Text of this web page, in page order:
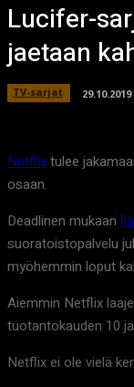
Lucifer-
jaetaan
TV-sarjat 29.10.2019
Netflixtulee
osaan.
Deadlinen mukaan
suoratoistopalvelu
myöhemmin loput
Aiemmin Netflix
tuotantokauden 10
Netflix ei ole vielä